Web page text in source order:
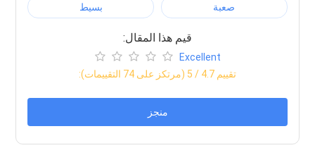
بسيط صعبة
:قيم هذا المقال
Excellent
:تقييم 4.7 / 5 (مرتكز على 74 التقييمات)
منجز